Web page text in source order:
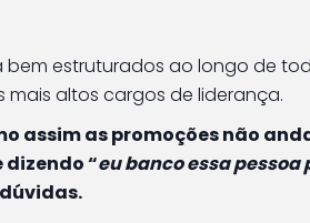
bem estruturados ao longo de
altos cargos de liderança.
assim as promoções não
“eu banco essa